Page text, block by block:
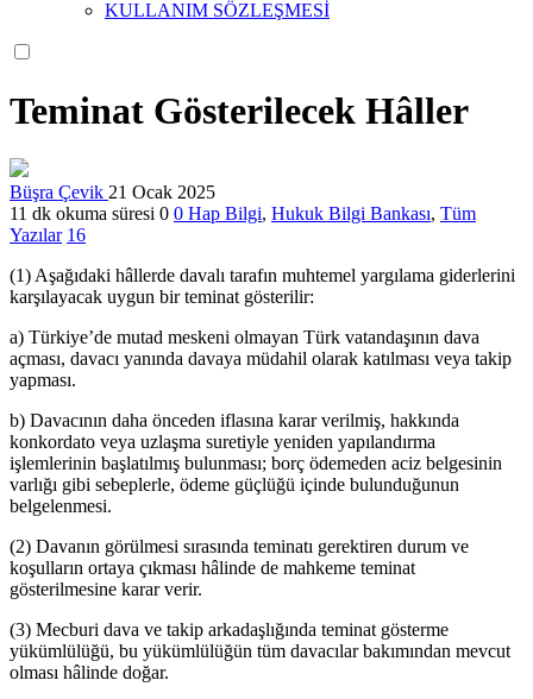
KULLANIM SÖZLEŞMESİ
Teminat Gösterilecek Hâller
Büşra Çevik 21 Ocak 2025
11 dk okuma süresi 0 0 Hap Bilgi, Hukuk Bilgi Bankası, Tüm
Yazılar 16
(1) Aşağıdaki hâllerde davalı tarafın muhtemel yargılama giderlerini
karşılayacak uygun bir teminat gösterilir:
a) Türkiye’de mutad meskeni olmayan Türk vatandaşının dava
açması, davacı yanında davaya müdahil olarak katılması veya takip
yapması.
b) Davacının daha önceden iflasına karar verilmiş, hakkında
konkordato veya uzlaşma suretiyle yeniden yapılandırma
işlemlerinin başlatılmış bulunması; borç ödemeden aciz belgesinin
varlığı gibi sebeplerle, ödeme güçlüğü içinde bulunduğunun
belgelenmesi.
(2) Davanın görülmesi sırasında teminatı gerektiren durum ve
koşulların ortaya çıkması hâlinde de mahkeme teminat
gösterilmesine karar verir.
(3) Mecburi dava ve takip arkadaşlığında teminat gösterme
yükümlülüğü, bu yükümlülüğün tüm davacılar bakımından mevcut
olması hâlinde doğar.